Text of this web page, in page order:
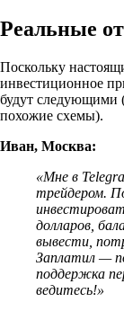
Реальные
Поскольку
инвестиционное
будут следующими
похожие схемы).
Иван, Москва:
«Мне в
трейдером.
долларов,
вывести,
Заплатил —
поддержка
ведитесь!»